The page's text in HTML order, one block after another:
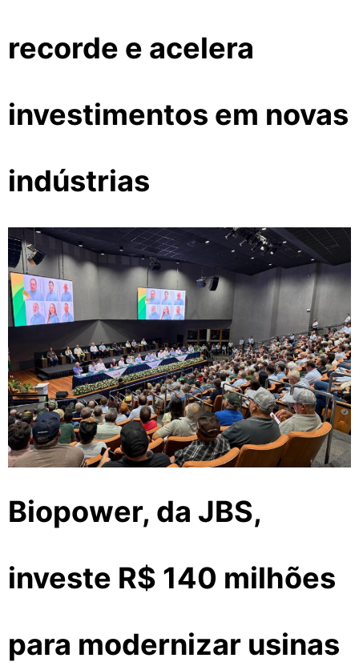
recorde e acelera
investimentos em novas
indústrias
Biopower, da JBS,
investe R$ 140 milhões
para modernizar usinas